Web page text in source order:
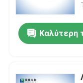
Καλύτερη